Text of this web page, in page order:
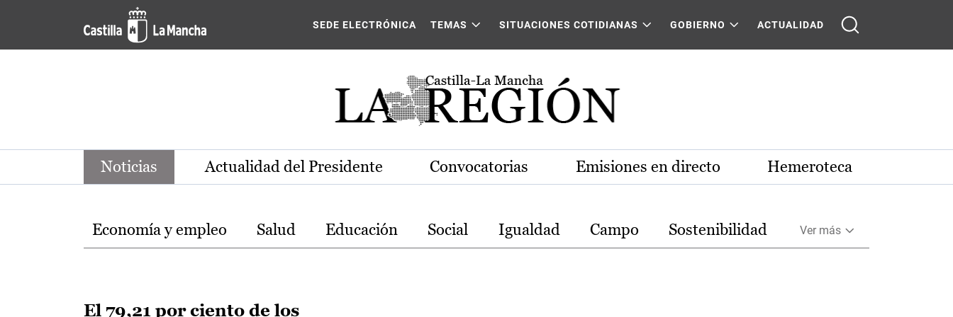
Pasar al contenido principal
Noticias de la región de Castilla-La Mancha
SEDE ELECTRÓNICA TEMAS SITUACIONES COTIDIANAS GOBIERNO ACTUALIDAD
Noticias Actualidad del Presidente Convocatorias Emisiones en directo Hemeroteca
Temas
Economía y empleo Salud Educación Social Igualdad Campo Sostenibilidad Ver más
El 79,21 por ciento de los